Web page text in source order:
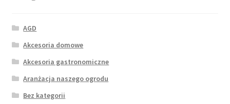
AGD
Akcesoria domowe
Akcesoria gastronomiczne
Aranżacja naszego ogrodu
Bez kategorii